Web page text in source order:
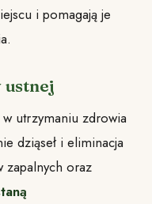
i pomagają je
ustnej
utrzymaniu zdrowia
dziąseł i eliminacja
zapalnych oraz